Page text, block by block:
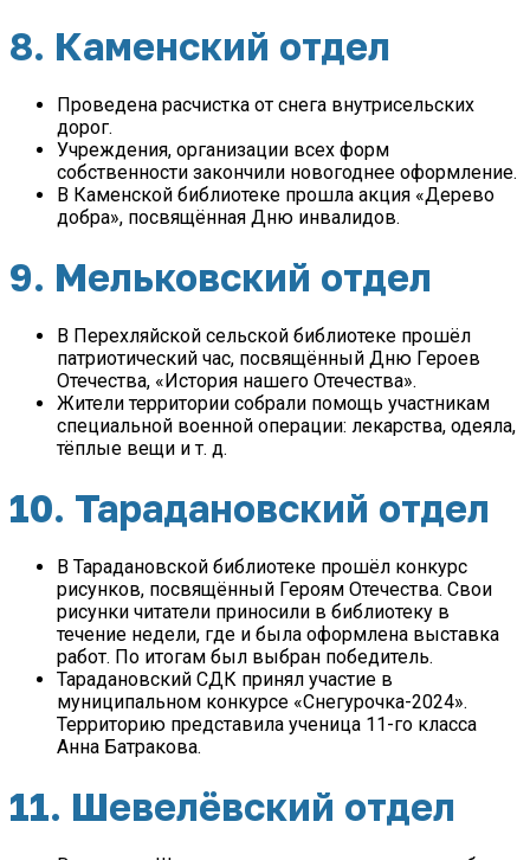
8. Каменский отдел
Проведена расчистка от снега внутрисельских
дорог.
Учреждения, организации всех форм
собственности закончили новогоднее оформление.
В Каменской библиотеке прошла акция «Дерево
добра», посвящённая Дню инвалидов.
9. Мельковский отдел
В Перехляйской сельской библиотеке прошёл
патриотический час, посвящённый Дню Героев
Отечества, «История нашего Отечества».
Жители территории собрали помощь участникам
специальной военной операции: лекарства, одеяла,
тёплые вещи и т. д.
10. Тарадановский отдел
В Тарадановской библиотеке прошёл конкурс
рисунков, посвящённый Героям Отечества. Свои
рисунки читатели приносили в библиотеку в
течение недели, где и была оформлена выставка
работ. По итогам был выбран победитель.
Тарадановский СДК принял участие в
муниципальном конкурсе «Снегурочка-2024».
Территорию представила ученица 11-го класса
Анна Батракова.
11. Шевелёвский отдел